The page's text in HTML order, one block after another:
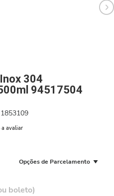
304
94517504
1853109
a avaliar
Opções de Parcelamento
boleto)